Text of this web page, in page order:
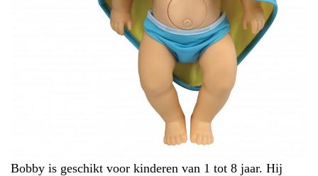
Bobby is geschikt voor kinderen van 1 tot 8 jaar. Hij